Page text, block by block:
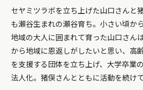
セヤミツラボを立ち上げた山口さんと
も瀬谷生まれの瀬谷育ち。小さい頃か
地域の大人に囲まれて育った山口さん
から地域に恩返しがしたいと思い、高
を支援する団体を立ち上げ、大学卒業
法人化。猪俣さんとともに活動を続けて